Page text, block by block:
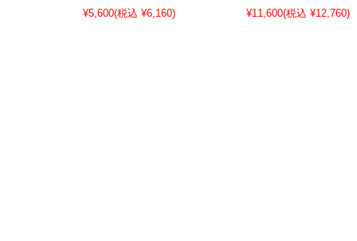
¥5,600(税込 ¥6,160)
¥11,600(税込 ¥12,760)